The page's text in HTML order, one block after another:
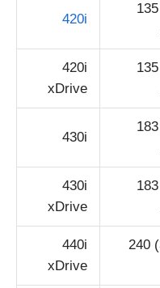
420i
420i
xDrive
430i
430i
xDrive
440i
xDrive
240